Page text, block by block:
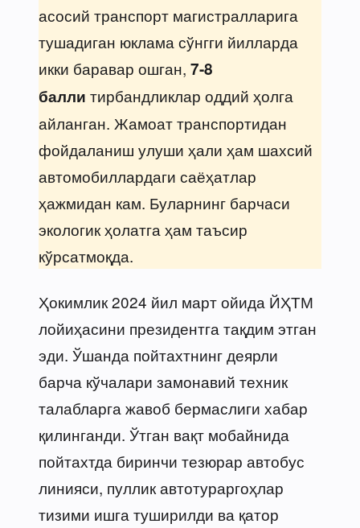
асосий транспорт магистралларига
тушадиган юклама сўнгги йилларда
икки баравар ошган, 7-8
балли тирбандликлар оддий ҳолга
айланган. Жамоат транспортидан
фойдаланиш улуши ҳали ҳам шахсий
автомобиллардаги саёҳатлар
ҳажмидан кам. Буларнинг барчаси
экологик ҳолатга ҳам таъсир
кўрсатмоқда.
Ҳокимлик 2024 йил март ойида ЙҲТМ
лойиҳасини президентга тақдим этган
эди. Ўшанда пойтахтнинг деярли
барча кўчалари замонавий техник
талабларга жавоб бермаслиги хабар
қилинганди. Ўтган вақт мобайнида
пойтахтда биринчи тезюрар автобус
линияси, пуллик автотураргоҳлар
тизими ишга туширилди ва қатор